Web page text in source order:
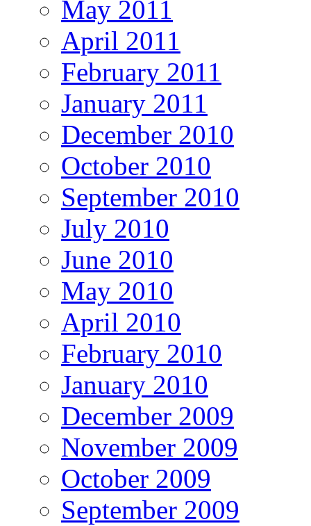
May 2011
April 2011
February 2011
January 2011
December 2010
October 2010
September 2010
July 2010
June 2010
May 2010
April 2010
February 2010
January 2010
December 2009
November 2009
October 2009
September 2009